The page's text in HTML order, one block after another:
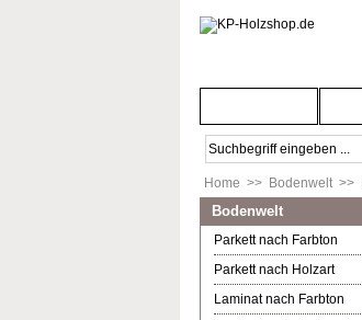
Home >> Bodenwelt >>
Bodenwelt
Parkett nach Farbton
Parkett nach Holzart
Laminat nach Farbton